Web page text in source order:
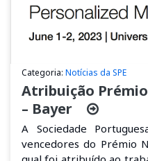
Categoria: Notícias da SPE
Atribuição
– Bayer
A Sociedade
vencedores do Prémio